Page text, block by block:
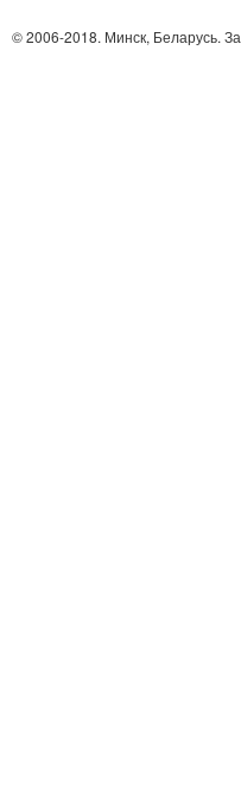
© 2006-2018. Минск, Беларусь. За